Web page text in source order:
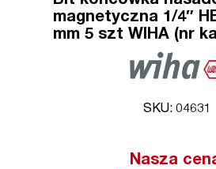
magnetyczna 1/4″
mm 5 szt WIHA (nr
SKU: 04631
Nasza